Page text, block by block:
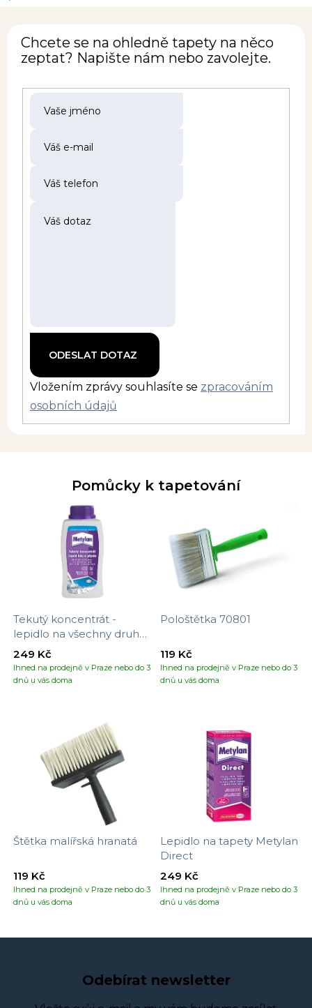
Chcete se na ohledně tapety na něco
zeptat? Napište nám nebo zavolejte.
Vložením zprávy souhlasíte se zpracováním
osobních údajů
Pomůcky k tapetování
Tekutý koncentrát -
lepidlo na všechny druhy
tapet
Ihned na prodejně v Praze nebo do 3
dnů u vás doma
249 Kč
Pološtětka 70801
Ihned na prodejně v Praze nebo do 3
dnů u vás doma
119 Kč
Štětka malířská hranatá
Ihned na prodejně v Praze nebo do 3
dnů u vás doma
119 Kč
Lepidlo na tapety Metylan
Direct
Ihned na prodejně v Praze nebo do 3
dnů u vás doma
249 Kč
Odebírat newsletter